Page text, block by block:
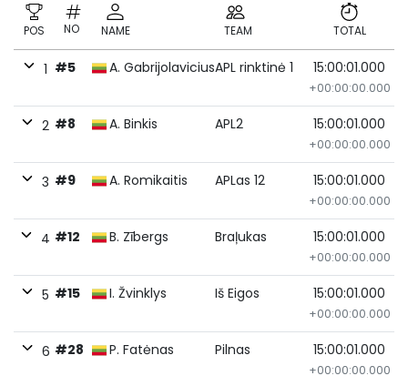
POS NO NAME TEAM TOTAL
1 #5 A. GabrijolaviciusAPL rinktinė 1 15:00:01.000
+00:00:00.000
2 #8 A. Binkis APL2 15:00:01.000
+00:00:00.000
3 #9 A. Romikaitis APLas 12 15:00:01.000
+00:00:00.000
4 #12 B. Zībergs Braļukas 15:00:01.000
+00:00:00.000
5 #15 I. Žvinklys Iš Eigos 15:00:01.000
+00:00:00.000
6 #28 P. Fatėnas Pilnas 15:00:01.000
+00:00:00.000